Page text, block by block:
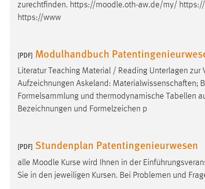
zurechtfinden. https://moodle.oth-aw.de/my/
https://www
[PDF] Modulhandbuch
Literatur Teaching Material / Reading Unterlagen
Aufzeichnungen Askeland: Materialwissenschaften;
Formelsammlung und thermodynamische Tabellen
Bezeichnungen und Formelzeichen p
[PDF] Stundenplan Patentingenieurwesen
alle Moodle Kurse wird Ihnen in der
Sie in den jeweiligen Kursen. Bei Problemen und